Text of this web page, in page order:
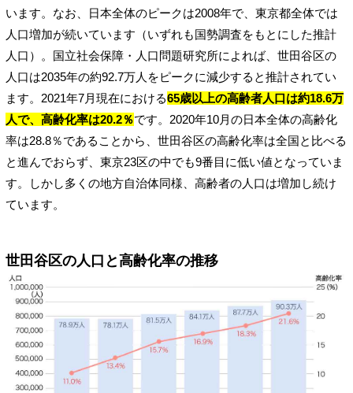
います。なお、日本全体のピークは2008年で、東京都全体では
人口増加が続いています（いずれも国勢調査をもとにした推計
人口）。国立社会保障・人口問題研究所によれば、世田谷区の
人口は2035年の約92.7万人をピークに減少すると推計されてい
ます。2021年7月現在における65歳以上の高齢者人口は約18.6万
人で、高齢化率は20.2％です。2020年10月の日本全体の高齢化
率は28.8％であることから、世田谷区の高齢化率は全国と比べる
と進んでおらず、東京23区の中でも9番目に低い値となっていま
す。しかし多くの地方自治体同様、高齢者の人口は増加し続け
ています。
世田谷区の人口と高齢化率の推移